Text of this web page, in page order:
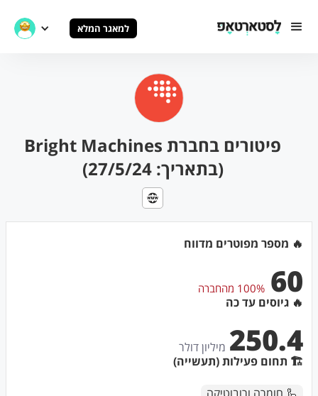
למאגר המלא
פיטורים בחברת Bright Machines
(בתאריך: 27/5/24)
🔥 מספר מפוטרים מדווח
60 100% מהחברה
🔥 גיוסים עד כה
250.4 מיליון דולר
🏗 תחום פעילות (תעשייה)